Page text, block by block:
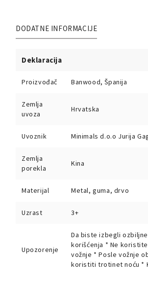
DODATNE INFORMACIJE
Deklaracija
Proizvođač Banwood, Španija
Zemlja
uvoza
Hrvatska
Uvoznik Minimals d.o.o Jurija
Zemlja
porekla
Kina
Materijal Metal, guma, drvo
Uzrast 3+
Upozorenje
Da biste izbegli
korišćenja * Ne
vožnje * Posle vožnje
koristiti trotinet noću *